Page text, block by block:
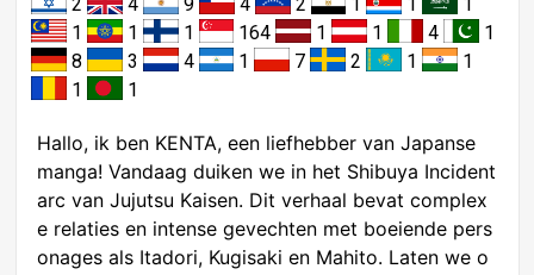
1
1 1 164 1 1 4
1
8
3 4 1 7 2 1
1
1
1
Hallo, ik ben KENTA, een liefhebber van Japanse
manga! Vandaag duiken we in het Shibuya Incident
arc van Jujutsu Kaisen. Dit verhaal bevat complex
e relaties en intense gevechten met boeiende pers
onages als Itadori, Kugisaki en Mahito. Laten we o